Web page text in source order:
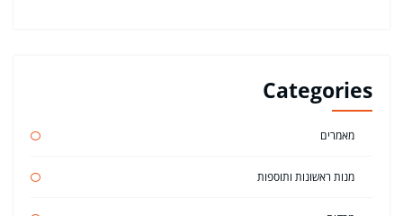
Categories
מאמרים
מנות ראשונות ותוספות